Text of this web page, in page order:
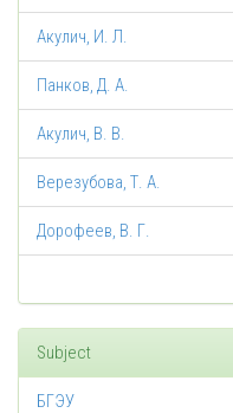
Акулич, И. Л.
Панков, Д. А.
Акулич, В. В.
Верезубова, Т. А.
Дорофеев, В. Г.
Subject
БГЭУ